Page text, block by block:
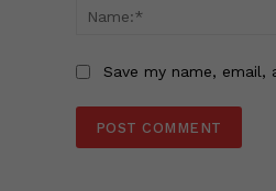
Save my name,